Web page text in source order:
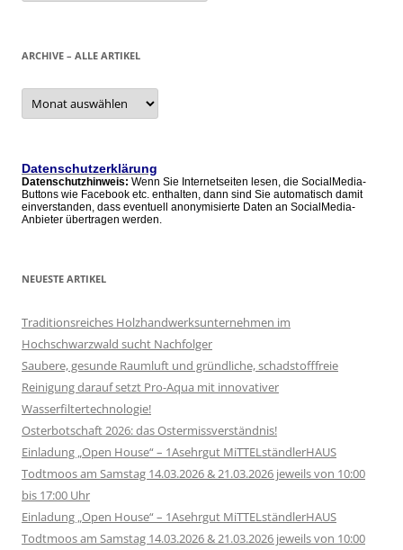
ARCHIVE – ALLE ARTIKEL
Archive
alle
Datenschutzerklärung
Datenschutzhinweis: Wenn Sie Internetseiten lesen, die SocialMedia-
Buttons wie Facebook etc. enthalten, dann sind Sie automatisch damit
einverstanden, dass eventuell anonymisierte Daten an SocialMedia-
Anbieter übertragen werden.
NEUESTE ARTIKEL
Traditionsreiches Holzhandwerksunternehmen im
Hochschwarzwald sucht Nachfolger
Saubere, gesunde Raumluft und gründliche, schadstofffreie
Reinigung darauf setzt Pro-Aqua mit innovativer
Wasserfiltertechnologie!
Osterbotschaft 2026: das Ostermissverständnis!
Einladung „Open House“ – 1Asehrgut MiTTELständlerHAUS
Todtmoos am Samstag 14.03.2026 & 21.03.2026 jeweils von 10:00
bis 17:00 Uhr
Einladung „Open House“ – 1Asehrgut MiTTELständlerHAUS
Todtmoos am Samstag 14.03.2026 & 21.03.2026 jeweils von 10:00